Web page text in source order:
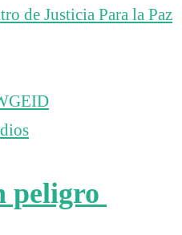
de Justicia Para la Paz
peligro